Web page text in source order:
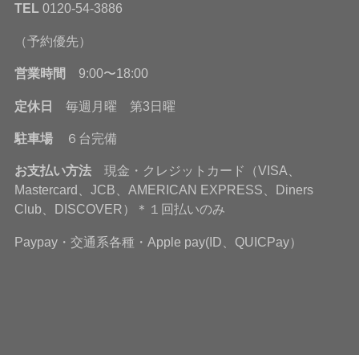
TEL 0120-54-3886
（予約優先）
営業時間 9:00〜18:00
定休日 毎週月曜 第3日曜
駐車場 ６台完備
お支払い方法現金・クレジットカード（VISA、
Mastercard、JCB、AMERICAN EXPRESS、Diners
Club、DISCOVER）＊１回払いのみ
Paypay・交通系各種・Apple pay(ID、QUICPay）